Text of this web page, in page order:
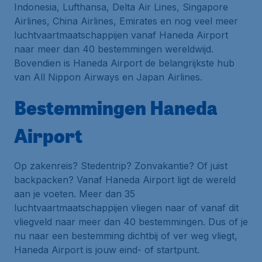
Indonesia, Lufthansa, Delta Air Lines, Singapore
Airlines, China Airlines, Emirates en nog veel meer
luchtvaartmaatschappijen vanaf Haneda Airport
naar meer dan 40 bestemmingen wereldwijd.
Bovendien is Haneda Airport de belangrijkste hub
van All Nippon Airways en Japan Airlines.
Bestemmingen Haneda
Airport
Op zakenreis? Stedentrip? Zonvakantie? Of juist
backpacken? Vanaf Haneda Airport ligt de wereld
aan je voeten. Meer dan 35
luchtvaartmaatschappijen vliegen naar of vanaf dit
vliegveld naar meer dan 40 bestemmingen. Dus of je
nu naar een bestemming dichtbij of ver weg vliegt,
Haneda Airport is jouw eind- of startpunt.